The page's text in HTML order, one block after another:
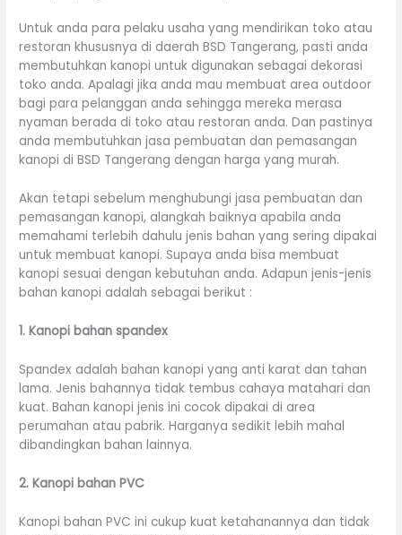
Untuk anda para pelaku usaha yang mendirikan toko atau
restoran khususnya di daerah BSD Tangerang, pasti anda
membutuhkan kanopi untuk digunakan sebagai dekorasi
toko anda. Apalagi jika anda mau membuat area outdoor
bagi para pelanggan anda sehingga mereka merasa
nyaman berada di toko atau restoran anda. Dan pastinya
anda membutuhkan jasa pembuatan dan pemasangan
kanopi di BSD Tangerang dengan harga yang murah.
Akan tetapi sebelum menghubungi jasa pembuatan dan
pemasangan kanopi, alangkah baiknya apabila anda
memahami terlebih dahulu jenis bahan yang sering dipakai
untuk membuat kanopi. Supaya anda bisa membuat
kanopi sesuai dengan kebutuhan anda. Adapun jenis-jenis
bahan kanopi adalah sebagai berikut :
1. Kanopi bahan spandex
Spandex adalah bahan kanopi yang anti karat dan tahan
lama. Jenis bahannya tidak tembus cahaya matahari dan
kuat. Bahan kanopi jenis ini cocok dipakai di area
perumahan atau pabrik. Harganya sedikit lebih mahal
dibandingkan bahan lainnya.
2. Kanopi bahan PVC
Kanopi bahan PVC ini cukup kuat ketahanannya dan tidak